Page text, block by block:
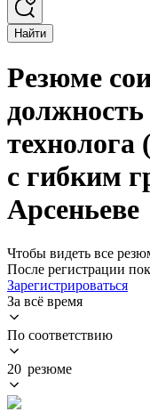
Найти
Резюме
технолога
с гибким
Арсеньеве
Чтобы видеть все
После регистрации
Зарегистрироваться
За всё время
По соответствию
20 резюме